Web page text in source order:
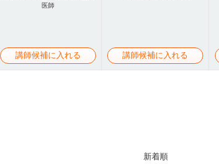
医師
講師候補に入れる 講師候補に入れる
新着順